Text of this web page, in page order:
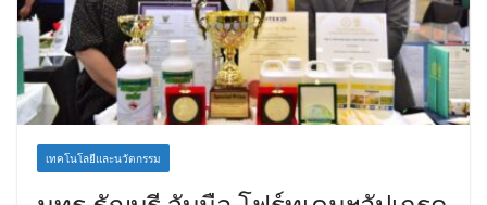
เทคโนโลยีและนวัตกรรม